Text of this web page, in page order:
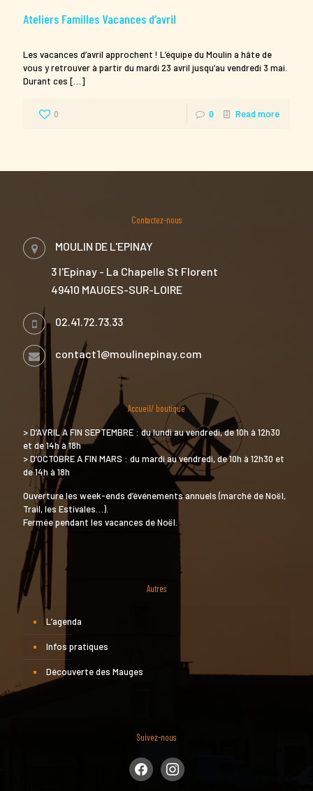
Ateliers Familles Vacances d’avril
Les vacances d’avril approchent ! L’équipe du Moulin a hâte de
vous y retrouver à partir du mardi 23 avril jusqu’au vendredi 3 mai.
Durant ces […]
0 0 Read more
Contactez-nous
MOULIN DE L'EPINAY
3 l'Epinay - La Chapelle St Florent
49410 MAUGES-SUR-LOIRE
02.41.72.73.33
contact1@moulinepinay.com
Accueil/ boutique
> D’AVRIL A FIN SEPTEMBRE : du lundi au vendredi, de 10h à 12h30
et de 14h à 18h
> D’OCTOBRE A FIN MARS : du mardi au vendredi, de 10h à 12h30 et
de 14h à 18h
Ouverture les week-ends d’événements annuels (marché de Noël,
Trail, les Estivales…).
Fermée pendant les vacances de Noël.
Autres
L’agenda
Infos pratiques
Découverte des Mauges
Suivez-nous
facebookinstagram